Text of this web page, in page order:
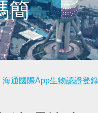
簡
海通國際App生物認證登